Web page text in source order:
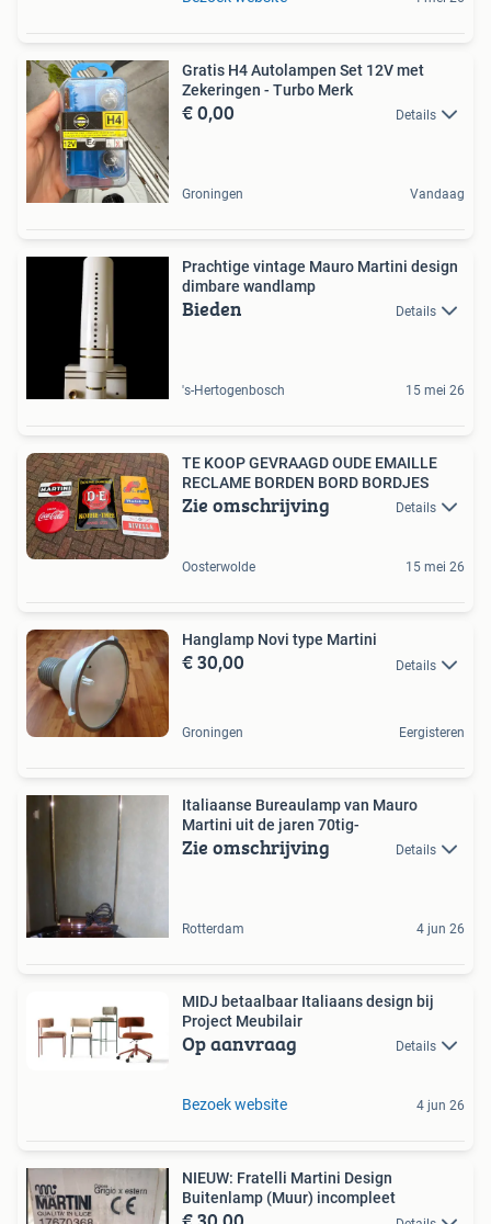
Gratis H4 Autolampen Set 12V met
Zekeringen - Turbo Merk
€ 0,00 Details
Groningen Vandaag
Prachtige vintage Mauro Martini design
dimbare wandlamp
Bieden Details
's-Hertogenbosch 15 mei 26
TE KOOP GEVRAAGD OUDE EMAILLE
RECLAME BORDEN BORD BORDJES
Zie omschrijving Details
Oosterwolde 15 mei 26
Hanglamp Novi type Martini
€ 30,00 Details
Groningen Eergisteren
Italiaanse Bureaulamp van Mauro
Martini uit de jaren 70tig-
Zie omschrijving Details
Rotterdam 4 jun 26
MIDJ betaalbaar Italiaans design bij
Project Meubilair
Op aanvraag Details
Bezoek website 4 jun 26
NIEUW: Fratelli Martini Design
Buitenlamp (Muur) incompleet